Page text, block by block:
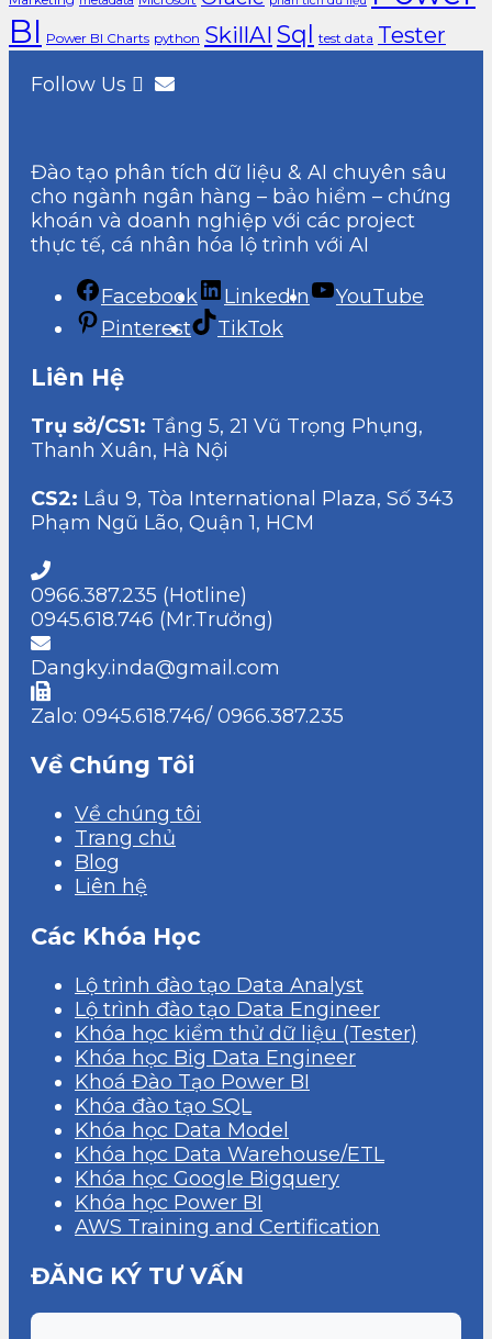
BI Power BI Charts python SkillAI Sql test data Tester
Follow Us
Đào tạo phân tích dữ liệu & AI chuyên sâu
cho ngành ngân hàng – bảo hiểm – chứng
khoán và doanh nghiệp với các project
thực tế, cá nhân hóa lộ trình với AI
Facebook LinkedIn
YouTube
Pinterest
TikTok
Liên Hệ
Trụ sở/CS1: Tầng 5, 21 Vũ Trọng Phụng,
Thanh Xuân, Hà Nội
CS2: Lầu 9, Tòa International Plaza, Số 343
Phạm Ngũ Lão, Quận 1, HCM
0966.387.235 (Hotline)
0945.618.746 (Mr.Trưởng)
Dangky.inda@gmail.com
Zalo: 0945.618.746/ 0966.387.235
Về Chúng Tôi
Về chúng tôi
Trang chủ
Blog
Liên hệ
Các Khóa Học
Lộ trình đào tạo Data Analyst
Lộ trình đào tạo Data Engineer
Khóa học kiểm thử dữ liệu (Tester)
Khóa học Big Data Engineer
Khoá Đào Tạo Power BI
Khóa đào tạo SQL
Khóa học Data Model
Khóa học Data Warehouse/ETL
Khóa học Google Bigquery
Khóa học Power BI
AWS Training and Certification
ĐĂNG KÝ TƯ VẤN